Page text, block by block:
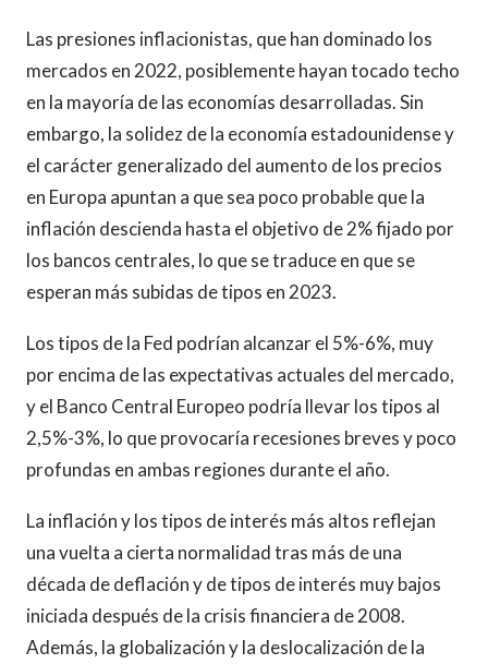
Las presiones inflacionistas, que han dominado los
mercados en 2022, posiblemente hayan tocado techo
en la mayoría de las economías desarrolladas. Sin
embargo, la solidez de la economía estadounidense y
el carácter generalizado del aumento de los precios
en Europa apuntan a que sea poco probable que la
inflación descienda hasta el objetivo de 2% fijado por
los bancos centrales, lo que se traduce en que se
esperan más subidas de tipos en 2023.
Los tipos de la Fed podrían alcanzar el 5%-6%, muy
por encima de las expectativas actuales del mercado,
y el Banco Central Europeo podría llevar los tipos al
2,5%-3%, lo que provocaría recesiones breves y poco
profundas en ambas regiones durante el año.
La inflación y los tipos de interés más altos reflejan
una vuelta a cierta normalidad tras más de una
década de deflación y de tipos de interés muy bajos
iniciada después de la crisis financiera de 2008.
Además, la globalización y la deslocalización de la